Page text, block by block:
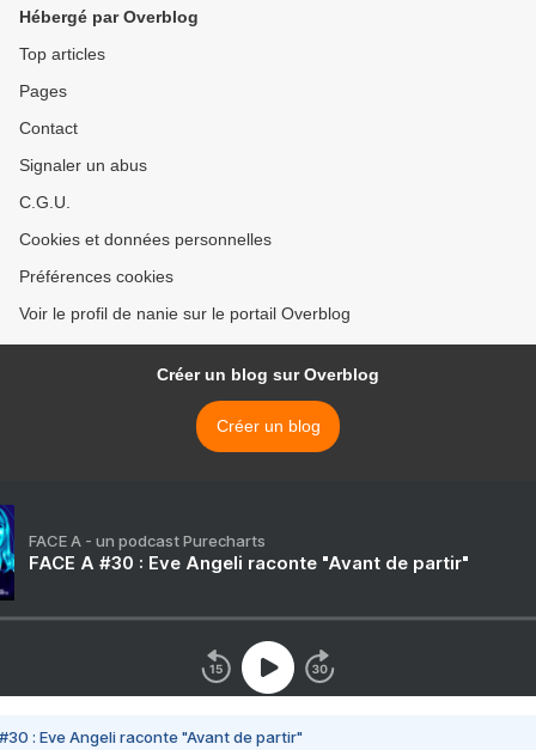
Hébergé par Overblog
Top articles
Pages
Contact
Signaler un abus
C.G.U.
Cookies et données personnelles
Préférences cookies
Voir le profil de nanie sur le portail Overblog
Créer un blog sur Overblog
Créer un blog
FACE A - un podcast Purecharts
FACE A #30 : Eve Angeli raconte "Avant de partir"
#30 : Eve Angeli raconte "Avant de partir"